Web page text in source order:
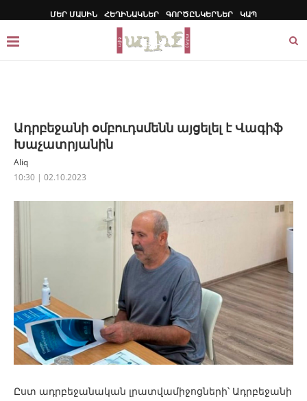
ՄԵՐ ՄԱՍԻՆ ՀԵՂԻՆԱԿՆԵՐ ԳՈՐԾԸՆԿԵՐՆԵՐ ԿԱՊ
Ադրբեջանի օմբուդսմենն այցելել է Վագիֆ
Խաչատրյանին
Aliq
10:30 | 02.10.2023
Ըստ ադրբեջանական լրատվամիջոցների՝ Ադրբեջանի